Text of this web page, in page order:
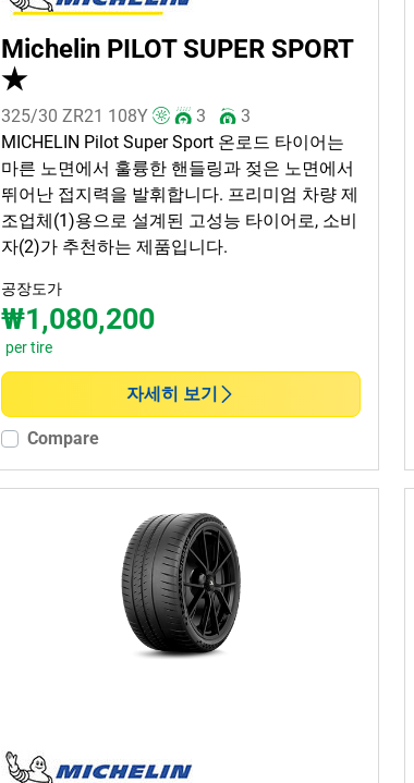
Michelin PILOT SUPER SPORT
★
325/30 ZR21 108Y 3
3
MICHELIN Pilot Super Sport 온로드 타이어는
마른 노면에서 훌륭한 핸들링과 젖은 노면에서
뛰어난 접지력을 발휘합니다. 프리미엄 차량 제
조업체(1)용으로 설계된 고성능 타이어로, 소비
자(2)가 추천하는 제품입니다.
공장도가
₩1,080,200
per tire
자세히 보기
Compare